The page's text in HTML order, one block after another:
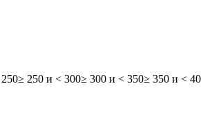
≥ 250 и < 300≥ 300 и < 350≥ 350 и <